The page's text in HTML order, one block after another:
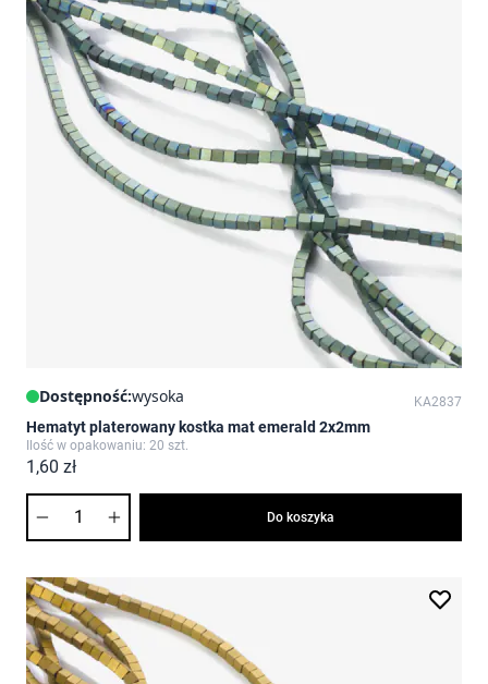
Dostępność:wysoka KA2837
Hematyt platerowany kostka mat emerald 2x2mm
Ilość w opakowaniu: 20 szt.
1,60 zł
Do koszyka